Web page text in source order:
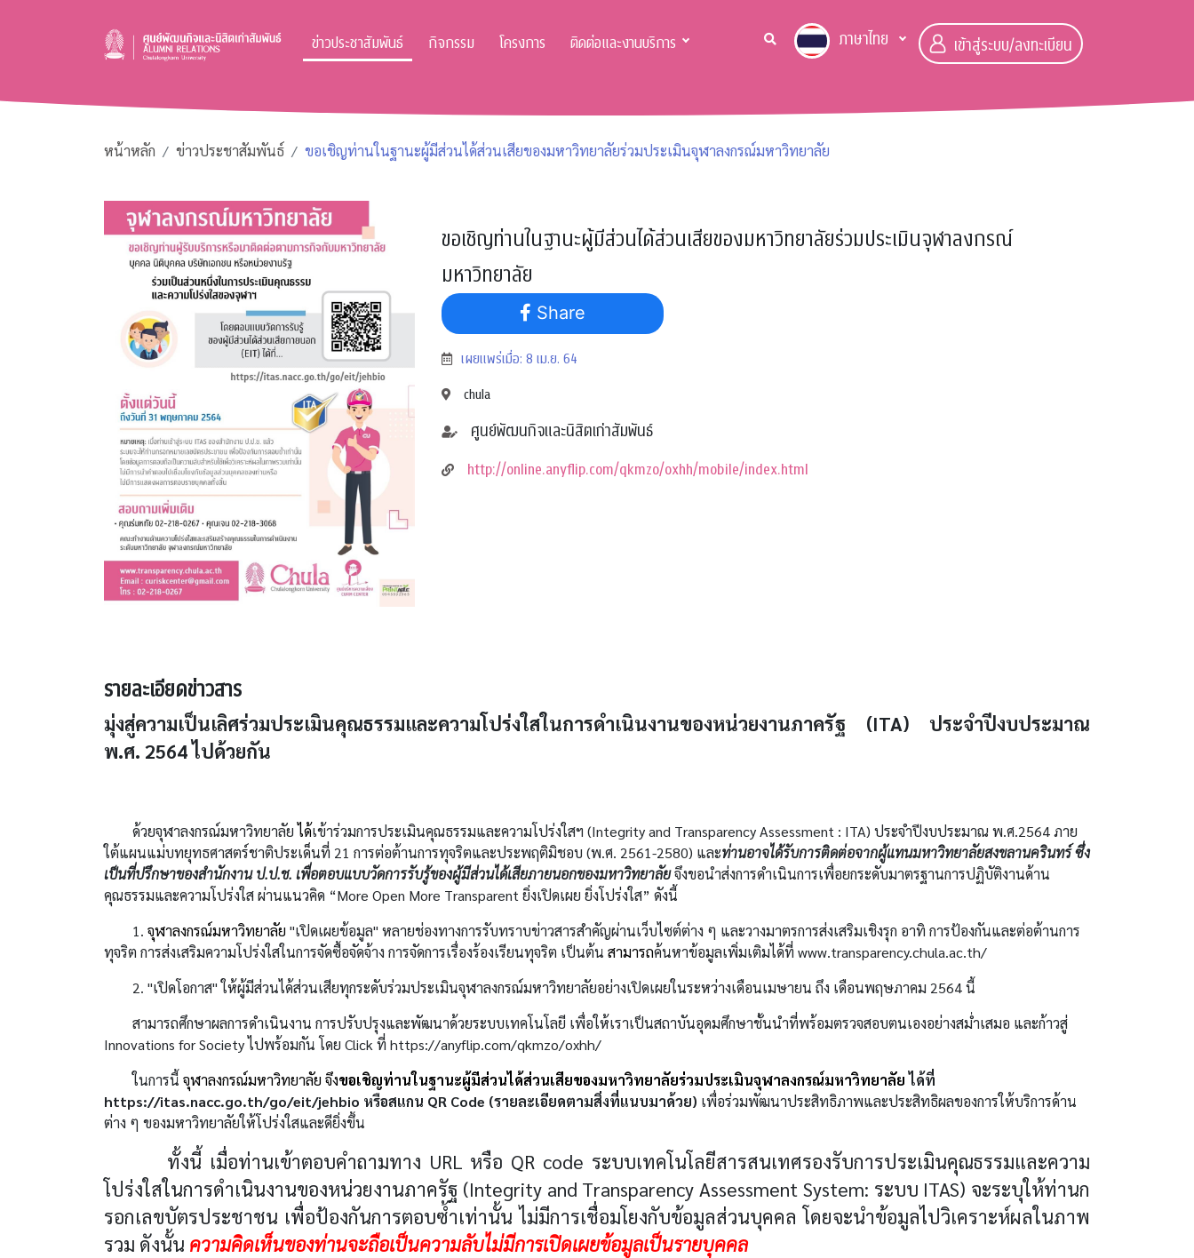
ข่าวประชาสัมพันธ์ กิจกรรม โครงการ ติดต่อและงานบริการ ภาษาไทย เข้าสู่ระบบ/ลงทะเบียน
หน้าหลัก ข่าวประชาสัมพันธ์ ขอเชิญท่านในฐานะผู้มีส่วนได้ส่วนเสียของมหาวิทยาลัยร่วมประเมินจุฬาลงกรณ์มหาวิทยาลัย
ขอเชิญท่านในฐานะผู้มีส่วนได้ส่วนเสียของมหาวิทยาลัยร่วมประเมินจุฬาลงกรณ์
มหาวิทยาลัย
Share
เผยแพร่เมื่อ: 8 เม.ย. 64
chula
ศูนย์พัฒนกิจและนิสิตเก่าสัมพันธ์
http://online.anyflip.com/qkmzo/oxhh/mobile/index.html
รายละเอียดข่าวสาร
มุ่งสู่ความเป็นเลิศร่วมประเมินคุณธรรมและความโปร่งใสในการดำเนินงานของหน่วยงานภาครัฐ (ITA) ประจำปีงบประมาณ
พ.ศ. 2564 ไปด้วยกัน
ด้วยจุฬาลงกรณ์มหาวิทยาลัยได้เข้าร่วมการประเมินคุณธรรมและความโปร่งใสฯ (Integrity and TransparencyAssessment : ITA) ประจำปีงบประมาณ พ.ศ.2564ภาย
ใต้แผนแม่บทยุทธศาสตร์ชาติประเด็นที่ 21 การต่อต้านการทุจริตและประพฤติมิชอบ (พ.ศ. 2561-2580) และท่านอาจได้รับการติดต่อจากผู้แทนมหาวิทยาลัยสงขลานครินทร์ ซึ่ง
เป็นที่ปรึกษาของสำนักงาน ป.ป.ช. เพื่อตอบแบบวัดการรับรู้ของผู้มีส่วนได้เสียภายนอกของมหาวิทยาลัยจึงขอนำส่งการดำเนินการเพื่อยกระดับมาตรฐานการปฏิบัติงานด้าน
คุณธรรมและความโปร่งใส ผ่านแนวคิด “More Open More Transparentยิ่งเปิดเผย ยิ่งโปร่งใส” ดังนี้
1. จุฬาลงกรณ์มหาวิทยาลัย "เปิดเผยข้อมูล" หลายช่องทางการรับทราบข่าวสารสำคัญผ่านเว็บไซต์ต่าง ๆ และวางมาตรการส่งเสริมเชิงรุก อาทิ การป้องกันและต่อต้านการ
ทุจริต การส่งเสริมความโปร่งใสในการจัดซื้อจัดจ้าง การจัดการเรื่องร้องเรียนทุจริต เป็นต้น สามารถค้นหาข้อมูลเพิ่มเติมได้ที่ www.transparency.chula.ac.th/
2. "เปิดโอกาส" ให้ผู้มีส่วนได้ส่วนเสียทุกระดับร่วมประเมินจุฬาลงกรณ์มหาวิทยาลัยอย่างเปิดเผยในระหว่างเดือนเมษายน ถึง เดือนพฤษภาคม 2564 นี้
สามารถศึกษาผลการดำเนินงาน การปรับปรุงและพัฒนาด้วยระบบเทคโนโลยี เพื่อให้เราเป็นสถาบันอุดมศึกษาชั้นนำที่พร้อมตรวจสอบตนเองอย่างสม่ำเสมอ และก้าวสู่
Innovations for Societyไปพร้อมกัน โดย Clickที่ https://anyflip.com/qkmzo/oxhh/
ในการนี้ จุฬาลงกรณ์มหาวิทยาลัย จึงขอเชิญท่านในฐานะผู้มีส่วนได้ส่วนเสียของมหาวิทยาลัยร่วมประเมินจุฬาลงกรณ์มหาวิทยาลัยได้ที่
https://itas.nacc.go.th/go/eit/jehbio หรือสแกน QR Code (รายละเอียดตามสิ่งที่แนบมาด้วย) เพื่อร่วมพัฒนาประสิทธิภาพและประสิทธิผลของการให้บริการด้าน
ต่าง ๆ ของมหาวิทยาลัยให้โปร่งใสและดียิ่งขึ้น
ทั้งนี้ เมื่อท่านเข้าตอบคำถามทาง URL หรือ QR code ระบบเทคโนโลยีสารสนเทศรองรับการประเมินคุณธรรมและความ
โปร่งใสในการดำเนินงานของหน่วยงานภาครัฐ (Integrity and Transparency Assessment System: ระบบ ITAS) จะระบุให้ท่านก
รอกเลขบัตรประชาชน เพื่อป้องกันการตอบซ้ำเท่านั้น ไม่มีการเชื่อมโยงกับข้อมูลส่วนบุคคล โดยจะนำข้อมูลไปวิเคราะห์ผลในภาพ
รวม ดังนั้น ความคิดเห็นของท่านจะถือเป็นความลับไม่มีการเปิดเผยข้อมูลเป็นรายบุคคล